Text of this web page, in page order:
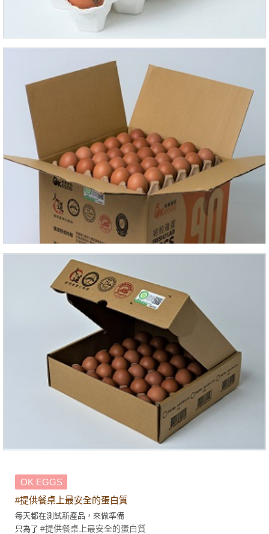
OK EGGS
#提供餐桌上最安全的蛋白質
每天都在測試新產品，來做準備
只為了 #提供餐桌上最安全的蛋白質